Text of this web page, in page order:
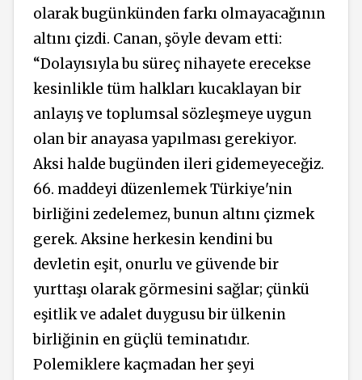
olarak bugünkünden farkı olmayacağının
altını çizdi. Canan, şöyle devam etti:
“Dolayısıyla bu süreç nihayete erecekse
kesinlikle tüm halkları kucaklayan bir
anlayış ve toplumsal sözleşmeye uygun
olan bir anayasa yapılması gerekiyor.
Aksi halde bugünden ileri gidemeyeceğiz.
66. maddeyi düzenlemek Türkiye'nin
birliğini zedelemez, bunun altını çizmek
gerek. Aksine herkesin kendini bu
devletin eşit, onurlu ve güvende bir
yurttaşı olarak görmesini sağlar; çünkü
eşitlik ve adalet duygusu bir ülkenin
birliğinin en güçlü teminatıdır.
Polemiklere kaçmadan her şeyi